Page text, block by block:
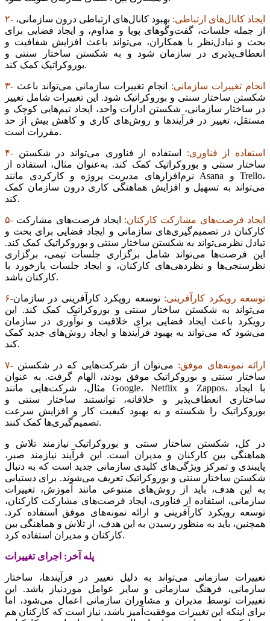
۲- ایجاد کانال‌‌‌های ارتباطی: بهبود کانال‌‌‌های ارتباطی درون سازمانی،
از جمله جلسات، گفت‌وگوهای پویا و مداوم، و ایجاد فضایی برای
بحث و تبادل‌نظر با همکاران، می‌تواند باعث افزایش شفافیت و
انعطاف‌‌‌پذیری در سازمان شود و به شکستن ساختار سنتی و
بوروکراتیک کمک کند.
۳- انجام تغییرات سازمانی: انجام تغییرات سازمانی می‌تواند باعث
شکستن ساختار سنتی و بوروکراتیک شود. این تغییرات شامل تغییر
در ساختار سازمانی، شکستن ادارات واحد، ایجاد تیم‌‌‌هایی کوچک و
مستقل، تغییر در فرآیندها و روش‌های کاری و کاهش بیش از حد
مقررات است.
۴- استفاده از فناوری: استفاده از فناوری می‌تواند در شکستن
ساختار سنتی و بوروکراتیک کمک کند. به‌عنوان مثال، استفاده از
نرم‌‌‌افزارهای مدیریت پروژه و کارکردی مانند Asana و Trello،
می‌تواند به تسهیل و افزایش هماهنگی کاری درون سازمان کمک
کند.
۵- ایجاد فرصت‌‌‌های مشارکت کارکنان: ایجاد فرصت‌‌‌های مشارکت
کارکنان در تصمیم‌گیری‌‌‌های سازمانی و ایجاد فضایی برای بحث و
تبادل نظرمی‌تواند به شکستن ساختار سنتی و بوروکراتیک کمک کند.
این فرصت‌‌‌ها می‌تواند شامل برگزاری جلسات تیمی، برگزاری
نظرسنجی‌‌‌ها و نظردهی‌‌‌های کارکنان، و ایجاد جلسات بازخورد با
کارکنان باشد.
۶-توسعه رویکرد کارآفرینی: توسعه رویکرد کارآفرینی در سازمان
می‌تواند به شکستن ساختار سنتی و بوروکراتیک کمک کند. این
رویکرد باعث ایجاد فضایی برای خلاقیت و نوآوری در سازمان
می‌شود که می‌تواند به بهبود فرآیندها و ایجاد روش‌های جدید کمک
کند.
۷- ارائه نمونه‌‌‌های موفق: می‌توان از شرکت‌هایی که در شکستن
ساختار سنتی و بوروکراتیک موفق بودند، الهام گرفت. به عنوان
مثال، شرکت‌هایی مانند Google، Netflix و Zappos، با ایجاد
ساختاری انعطاف‌‌‌پذیر و خلاقانه، توانستند ساختار سنتی و
بوروکراتیک را شکسته و به بهبود کیفیت کار و افزایش سرعت
تصمیم‌گیری‌‌‌ها کمک کنند.
در کل، شکستن ساختار سنتی و بوروکراتیک نیازمند تلاش و
هماهنگی بین کارکنان و مدیران است. این فرآیند نیازمند صبر،
پایبندی و تمرکز ویژگی‌‌‌های کلیدی سازمانی جدید است که به دنبال
شکستن ساختار سنتی و بوروکراتیک تعریف می‌‌‌شوند. برای دستیابی
به این هدف، باید از روش‌های متنوعی مانند آموزش، تغییرات
سازمانی، استفاده از فناوری، ایجاد فرصت‌‌‌های مشارکت کارکنان،
توسعه رویکرد کارآفرینی و ارائه نمونه‌‌‌های موفق استفاده کرد.
همچنین، باید به منظور رسیدن به این هدف، از تلاش و هماهنگی بین
کارکنان و مدیران استفاده کرد.
پله آخر: اجرای تغییرات
تغییرات سازمانی می‌تواند به دلیل تغییر در فرآیندها، ساختار
سازمانی، فرهنگ سازمانی و سایر عوامل موردنیاز باشد. این
تغییرات توسط مدیران و مشاوران سازمانی اعمال می‌شود، اما
برای اینکه این تغییرات موفقیت‌آمیز باشد، نیاز است که کارکنان هم